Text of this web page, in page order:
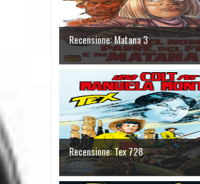
Recensione: Matana 3
Recensione: Tex 728